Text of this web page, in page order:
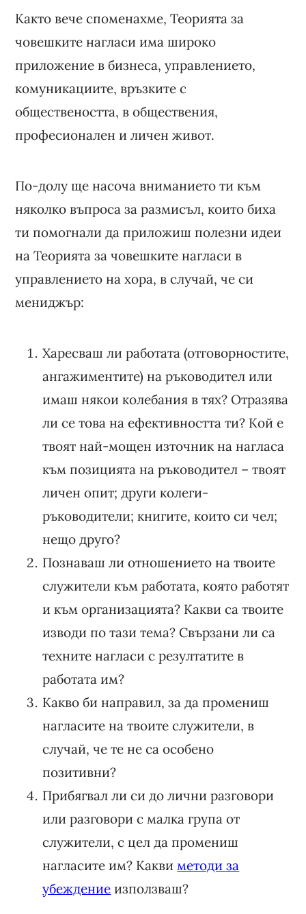
Както вече споменахме, Теорията за
човешките нагласи има широко
приложение в бизнеса, управлението,
комуникациите, връзките с
обществеността, в обществения,
професионален и личен живот.
По-долу ще насоча вниманието ти към
няколко въпроса за размисъл, които биха
ти помогнали да приложиш полезни идеи
на Теорията за човешките нагласи в
управлението на хора, в случай, че си
мениджър:
Харесваш ли работата (отговорностите,
ангажиментите) на ръководител или
имаш някои колебания в тях? Отразява
ли се това на ефективността ти? Кой е
твоят най-мощен източник на нагласа
към позицията на ръководител – твоят
личен опит; други колеги-
ръководители; книгите, които си чел;
нещо друго?
Познаваш ли отношението на твоите
служители към работата, която работят
и към организацията? Какви са твоите
изводи по тази тема? Свързани ли са
техните нагласи с резултатите в
работата им?
Какво би направил, за да промениш
нагласите на твоите служители, в
случай, че те не са особено
позитивни?
Прибягвал ли си до лични разговори
или разговори с малка група от
служители, с цел да промениш
нагласите им? Каквиметоди за
убеждение използваш?